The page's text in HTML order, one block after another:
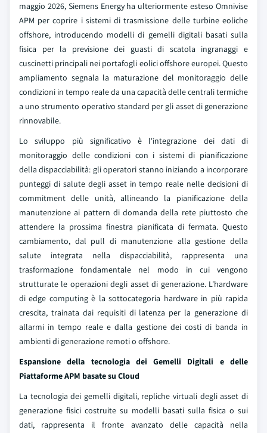
maggio 2026, Siemens Energy ha ulteriormente esteso Omnivise
APM per coprire i sistemi di trasmissione delle turbine eoliche
offshore, introducendo modelli di gemelli digitali basati sulla
fisica per la previsione dei guasti di scatola ingranaggi e
cuscinetti principali nei portafogli eolici offshore europei. Questo
ampliamento segnala la maturazione del monitoraggio delle
condizioni in tempo reale da una capacità delle centrali termiche
a uno strumento operativo standard per gli asset di generazione
rinnovabile.
Lo sviluppo più significativo è l'integrazione dei dati di
monitoraggio delle condizioni con i sistemi di pianificazione
della dispacciabilità: gli operatori stanno iniziando a incorporare
punteggi di salute degli asset in tempo reale nelle decisioni di
commitment delle unità, allineando la pianificazione della
manutenzione ai pattern di domanda della rete piuttosto che
attendere la prossima finestra pianificata di fermata. Questo
cambiamento, dal pull di manutenzione alla gestione della
salute integrata nella dispacciabilità, rappresenta una
trasformazione fondamentale nel modo in cui vengono
strutturate le operazioni degli asset di generazione. L'hardware
di edge computing è la sottocategoria hardware in più rapida
crescita, trainata dai requisiti di latenza per la generazione di
allarmi in tempo reale e dalla gestione dei costi di banda in
ambienti di generazione remoti o offshore.
Espansione della tecnologia dei Gemelli Digitali e delle
Piattaforme APM basate su Cloud
La tecnologia dei gemelli digitali, repliche virtuali degli asset di
generazione fisici costruite su modelli basati sulla fisica o sui
dati, rappresenta il fronte avanzato delle capacità nella